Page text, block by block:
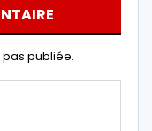
publiée.